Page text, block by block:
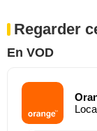
Regarder
En VOD